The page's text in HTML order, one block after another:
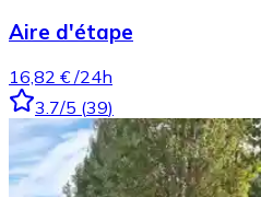
Aire d'étape
16,82 € /24h
3.7/5 (39)